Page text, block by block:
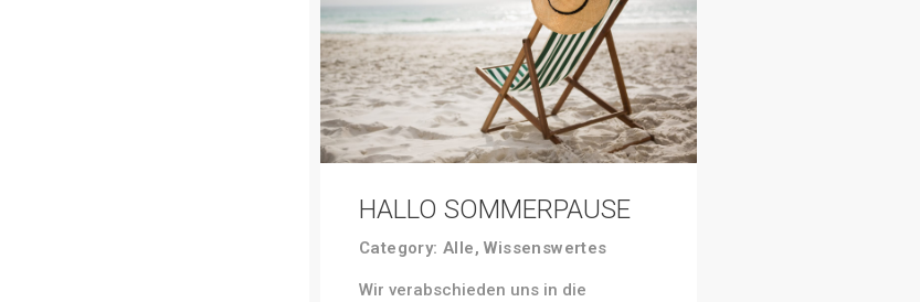
HALLO SOMMERPAUSE
Category:Alle,Wissenswertes
Wir verabschieden uns in die